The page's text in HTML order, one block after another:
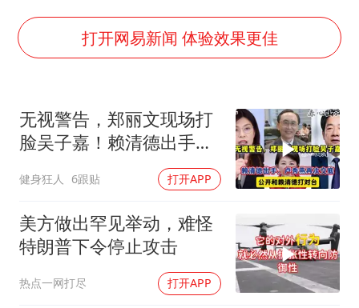
云南一男子胃中取出180颗铁钉
曹颖儿子首次演长剧
以军士兵把枪口对准中国记者
打开网易新闻 体验效果更佳
无视警告，郑丽文现场打
脸吴子嘉！赖清德出手，
健身狂人 6跟贴 打开APP
美方做出罕见举动，难怪
特朗普下令停止攻击
热点一网打尽 打开APP